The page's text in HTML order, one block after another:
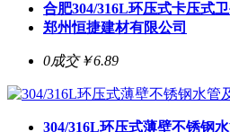
合肥304/316L环压式卡压式
郑州恒捷建材有限公司
0成交￥6.89
304/316L环压式薄壁不锈钢